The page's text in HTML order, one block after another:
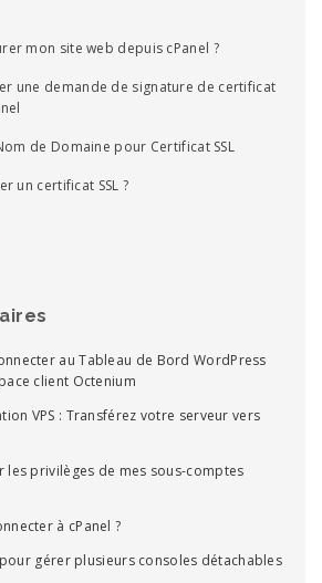
mon site web depuis cPanel ?
une demande de signature de certificat
de Domaine pour Certificat SSL
un certificat SSL ?
au Tableau de Bord WordPress
client Octenium
VPS : Transférez votre serveur vers
les privilèges de mes sous-comptes
à cPanel ?
gérer plusieurs consoles détachables